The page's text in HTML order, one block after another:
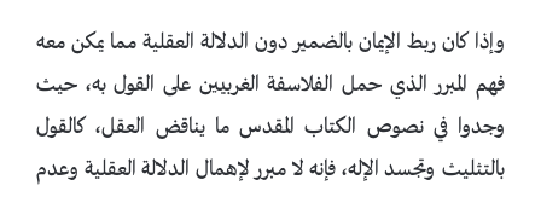
وإذا كان ربط الإيمان بالضمير دون الدلالة العقلية مما يمكن معه
فهم المبرر الذي حمل الفلاسفة الغربيين على القول به، حيث
وجدوا في نصوص الكتاب المقدس ما يناقض العقل، كالقول
بالتثليث وتجسد الإله، فإنه لا مبرر لإهمال الدلالة العقلية وعدم